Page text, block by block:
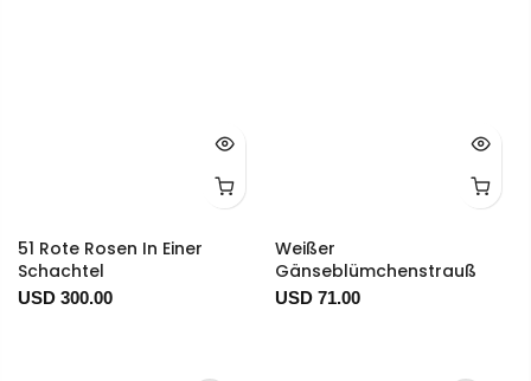
51 Rote Rosen In Einer
Schachtel
USD 300.00
Weißer
Gänseblümchenstrauß
USD 71.00